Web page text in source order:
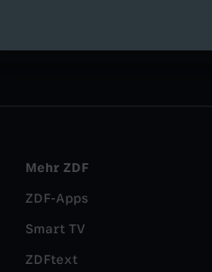
Mehr ZDF
ZDF-Apps
Smart TV
ZDFtext